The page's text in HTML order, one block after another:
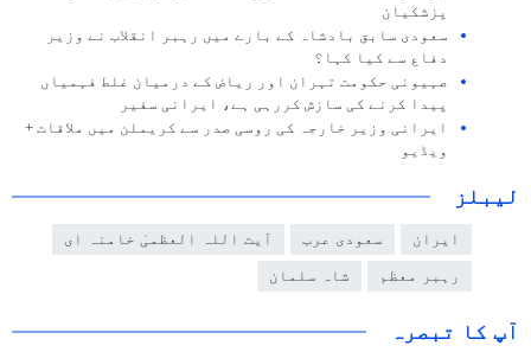
پزشکیان
سعودی سابق بادشاہ کے بارے میں رہبر انقلاب نے وزیر
دفاع سے کیا کہا؟
صہیونی حکومت تہران اور ریاض کے درمیان غلط فہمیاں
پیدا کرنے کی سازش کررہی ہے، ایرانی سفیر
ایرانی وزیر خارجہ کی روسی صدر سے کریملن میں ملاقات +
ویڈیو
لیبلز
ایران سعودی عرب آیت اللہ العظمیٰ خامنہ ای
رہبر معظم شاہ سلمان
آپ کا تبصرہ